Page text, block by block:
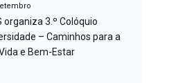
organiza 3.º Colóquio
– Caminhos para a
e Bem-Estar